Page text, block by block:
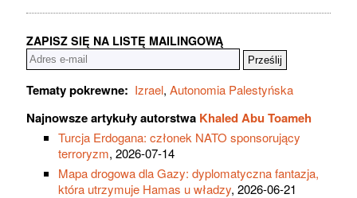
ZAPISZ SIĘ NA LISTĘ MAILINGOWĄ
Tematy pokrewne: Izrael, Autonomia Palestyńska
Najnowsze artykuły autorstwa Khaled Abu Toameh
Turcja Erdogana: członek NATO sponsorujący
terroryzm, 2026-07-14
Mapa drogowa dla Gazy: dyplomatyczna fantazja,
która utrzymuje Hamas u władzy, 2026-06-21